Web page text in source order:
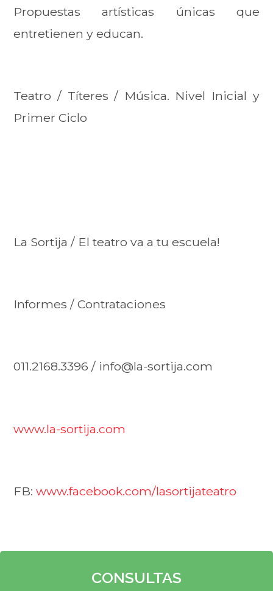
Propuestas artísticas únicas que
entretienen y educan.
Teatro / Títeres / Música. Nivel Inicial y
Primer Ciclo
La Sortija / El teatro va a tu escuela!
Informes / Contrataciones
011.2168.3396 / info@la-sortija.com
www.la-sortija.com
FB:www.facebook.com/lasortijateatro
CONSULTAS